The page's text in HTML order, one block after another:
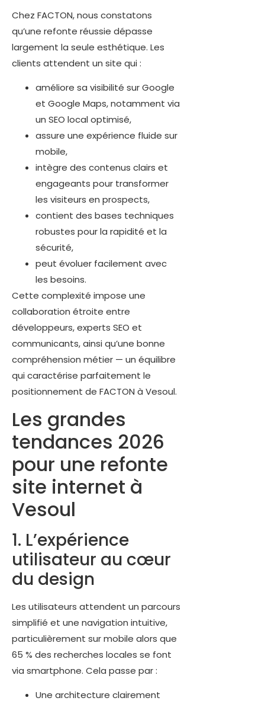
Chez FACTON, nous constatons
qu’une refonte réussie dépasse
largement la seule esthétique. Les
clients attendent un site qui :
améliore sa visibilité sur Google
et Google Maps, notamment via
un SEO local optimisé,
assure une expérience fluide sur
mobile,
intègre des contenus clairs et
engageants pour transformer
les visiteurs en prospects,
contient des bases techniques
robustes pour la rapidité et la
sécurité,
peut évoluer facilement avec
les besoins.
Cette complexité impose une
collaboration étroite entre
développeurs, experts SEO et
communicants, ainsi qu’une bonne
compréhension métier — un équilibre
qui caractérise parfaitement le
positionnement de FACTON à Vesoul.
Les grandes
tendances 2026
pour une refonte
site internet à
Vesoul
1. L’expérience
utilisateur au cœur
du design
Les utilisateurs attendent un parcours
simplifié et une navigation intuitive,
particulièrement sur mobile alors que
65 % des recherches locales se font
via smartphone. Cela passe par :
Une architecture clairement